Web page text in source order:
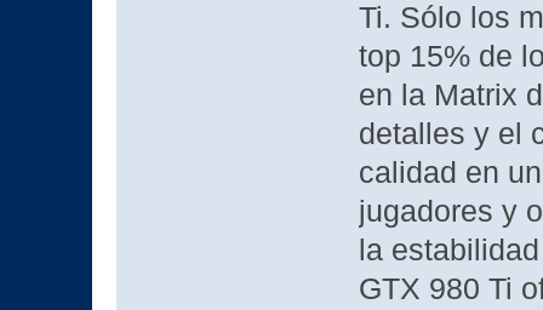
Ti. Sólo los
top 15% de
en la Matrix
detalles y el
calidad en
jugadores y
la
GTX 980 Ti